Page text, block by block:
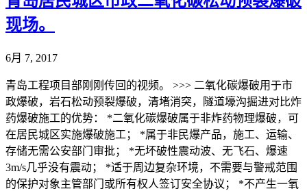
现场。
6月 7, 2017
青岛工程项目部刚刚传回的视频。 >>> 二氧化碳爆破用于市
政爆破，岩石松动预裂爆破，清堵消突，隧道壕沟掘进对比炸
药爆破施工的优势： *二氧化碳爆破属于非炸药物理爆破，可
在居民城区实施爆破施工； *属于非民爆产品，施工、运输、
存储无需公安部门审批； *无坏破性震动波、无飞石、爆速
3m/s几乎没有震动； *适于周边复杂环境，不需要与警戒范围
的保护对象主管部门或所有权人签订安全协议； *不产生一氧